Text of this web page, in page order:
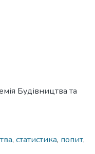
Будівництва та
, статистика, попит,